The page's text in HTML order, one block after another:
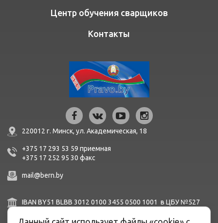
Центр обучения сварщиков
Контакты
220012 г. Минск, ул. Академическая, 18
+375 17 293 53 59 приемная
+375 17 252 95 30 факc
mail@bern.by
IBAN BY51 BLBB 3012 0100 3455 0500 1001 в ЦБУ №527
8Н,